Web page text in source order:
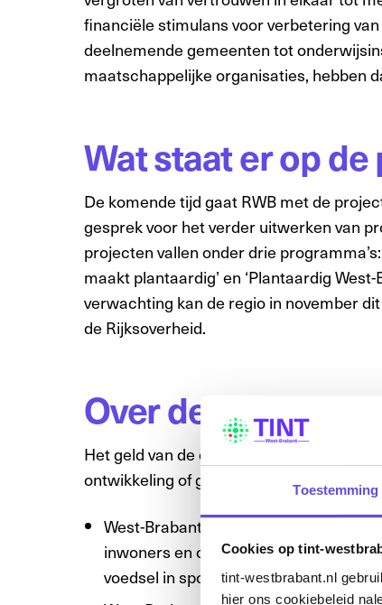
Toestemming
Cookies op tint-
tint-westbrabant.nl
hier ons cookiebeleid
financiële stimulans voor verbetering
deelnemende gemeenten tot
maatschappelijke organisaties, hebben
Wat staat er op
De komende tijd gaat RWB met de
gesprek voor het verder uitwerken van
projecten vallen onder drie
maakt plantaardig’ en ‘Plantaardig
verwachting kan de regio in november
de Rijksoverheid.
Over de
Het geld van de deal zet de regio dus in
ontwikkeling of groei voor de brede
West-Brabant kiest plantaardig door
inwoners en organisaties. Denk aan
voedsel in sportkantines of